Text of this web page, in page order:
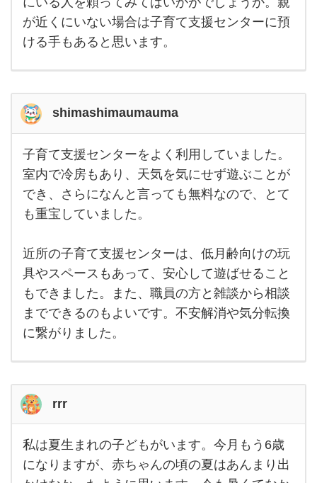
えて
いま
す。
自分
の時
どほ
が近くにいない場合は子育て支援センターに預
ける手もあると思います。
shimashimaumauma
子育
て支
援セ
ンタ
ーを
よく
いま
し
た。
室内
で冷
房も
あ
り、
天気
にせ
子育て支援センターをよく利用していました。
室内で冷房もあり、天気を気にせず遊ぶことが
でき、さらになんと言っても無料なので、とて
も重宝していました。
近所の子育て支援センターは、低月齢向けの玩
具やスペースもあって、安心して遊ばせること
もできました。また、職員の方と雑談から相談
までできるのもよいです。不安解消や気分転換
に繋がりました。
rrr
私は
夏生
まれ
私は夏生まれの子どもがいます。今月もう6歳
になりますが、赤ちゃんの頃の夏はあんまり出